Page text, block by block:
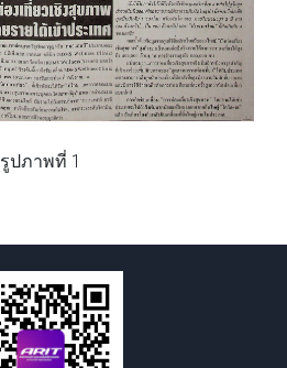
รูปภาพที่ 1